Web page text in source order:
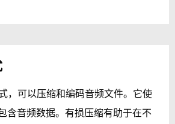
，可以压缩和编码音频文件。它使
含音频数据。有损压缩有助于在不